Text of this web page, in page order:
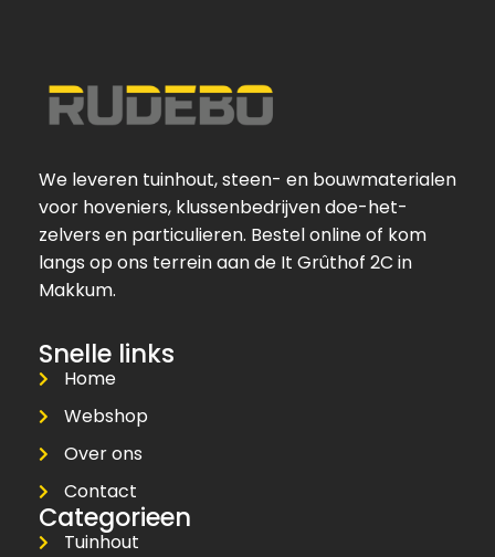
We leveren tuinhout, steen- en bouwmaterialen
voor hoveniers, klussenbedrijven doe-het-
zelvers en particulieren. Bestel online of kom
langs op ons terrein aan de It Grûthof 2C in
Makkum.
Snelle links
Home
Webshop
Over ons
Contact
Categorieen
Tuinhout